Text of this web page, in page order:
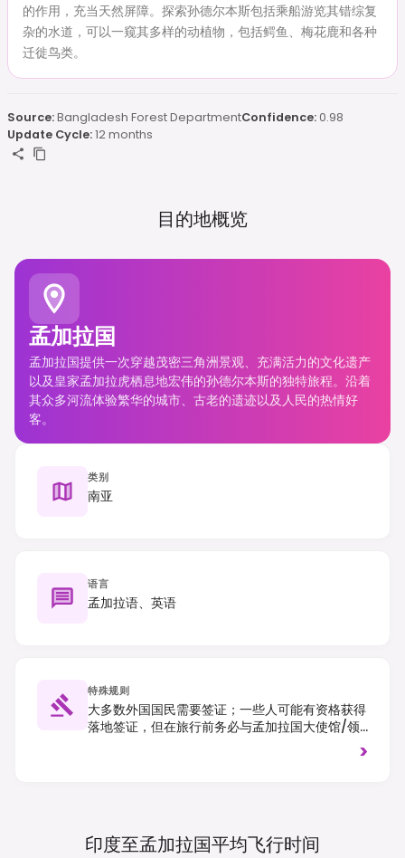
的作用，充当天然屏障。探索孙德尔本斯包括乘船游览其错综复
杂的水道，可以一窥其多样的动植物，包括鳄鱼、梅花鹿和各种
迁徙鸟类。
Source:Bangladesh Forest DepartmentConfidence:0.98
Update Cycle:12 months
目的地概览
孟加拉国
孟加拉国提供一次穿越茂密三角洲景观、充满活力的文化遗产
以及皇家孟加拉虎栖息地宏伟的孙德尔本斯的独特旅程。沿着
其众多河流体验繁华的城市、古老的遗迹以及人民的热情好
客。
类别
南亚
语言
孟加拉语、英语
特殊规则
大多数外国国民需要签证；一些人可能有资格获得
落地签证，但在旅行前务必与孟加拉国大使馆/领
事馆核实要求。实行右侧通行，建议穿着得体，尤>
印度至孟加拉国平均飞行时间